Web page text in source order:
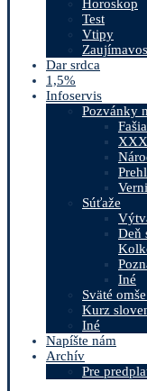
Horoskop
Test
Vtipy
Dar srdca
1,5%
Infoservis
Pozvánky
Súťaže
Deň
Iné
Sväté
Kurz
Iné
Napíšte nám
Archív
Pre